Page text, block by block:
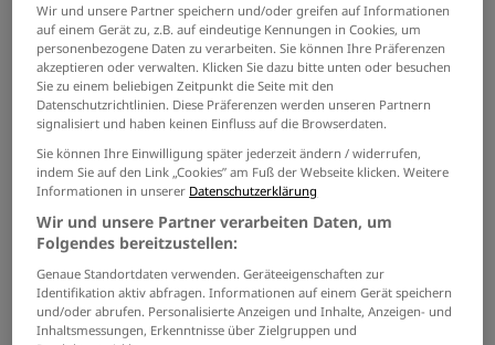
Jobs von Caritasverband
Region Mönchengladbach e.V.
PASSENDE JOBS PER E-MAIL
GRENZEN SIE IHRE SUCHE EIN
Pflegefachkraft für unseren
Palliativ-Pflegedienst (m/w/d)
05.08.2026 /Caritasverband Region
Wir und unsere Partner speichern und/oder greifen auf Informationen
auf einem Gerät zu, z.B. auf eindeutige Kennungen in Cookies, um
personenbezogene Daten zu verarbeiten. Sie können Ihre Präferenzen
akzeptieren oder verwalten. Klicken Sie dazu bitte unten oder besuchen
Sie zu einem beliebigen Zeitpunkt die Seite mit den
Datenschutzrichtlinien. Diese Präferenzen werden unseren Partnern
signalisiert und haben keinen Einfluss auf die Browserdaten.
Sie können Ihre Einwilligung später jederzeit ändern / widerrufen,
indem Sie auf den Link „Cookies” am Fuß der Webseite klicken. Weitere
Informationen in unserer Datenschutzerklärung
Wir und unsere Partner verarbeiten Daten, um
Folgendes bereitzustellen:
Genaue Standortdaten verwenden. Geräteeigenschaften zur
Identifikation aktiv abfragen. Informationen auf einem Gerät speichern
und/oder abrufen. Personalisierte Anzeigen und Inhalte, Anzeigen- und
Inhaltsmessungen, Erkenntnisse über Zielgruppen und